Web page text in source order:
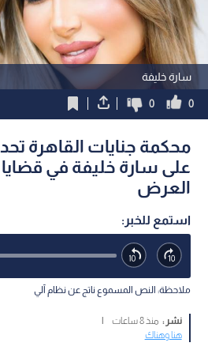
سارة خليفة
0
0
على سارة خليفة في
العرض
استمع للخبر:
ملاحظة: النص المسموع ناتج عن نظام آلي
نشر : منذ 8 ساعات
|
هنا وهناك